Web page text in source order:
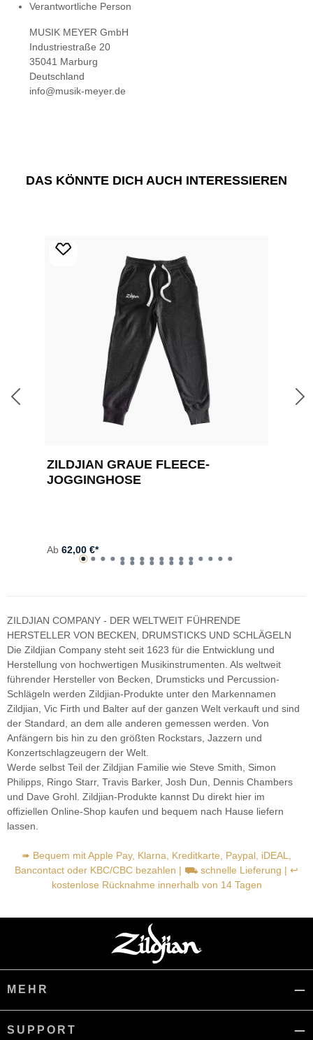
Verantwortliche Person
MUSIK MEYER GmbH
Industriestraße 20
35041 Marburg
Deutschland
info@musik-meyer.de
DAS KÖNNTE DICH AUCH INTERESSIEREN
ZILDJIAN GRAUE FLEECE-
JOGGINGHOSE
Ab 62,00 €*
ZILDJIAN COMPANY - DER WELTWEIT FÜHRENDE
HERSTELLER VON BECKEN, DRUMSTICKS UND SCHLÄGELN
Die Zildjian Company steht seit 1623 für die Entwicklung und
Herstellung von hochwertigen Musikinstrumenten. Als weltweit
führender Hersteller von Becken, Drumsticks und Percussion-
Schlägeln werden Zildjian-Produkte unter den Markennamen
Zildjian, Vic Firth und Balter auf der ganzen Welt verkauft und sind
der Standard, an dem alle anderen gemessen werden. Von
Anfängern bis hin zu den größten Rockstars, Jazzern und
Konzertschlagzeugern der Welt.
Werde selbst Teil der Zildjian Familie wie Steve Smith, Simon
Philipps, Ringo Starr, Travis Barker, Josh Dun, Dennis Chambers
und Dave Grohl. Zildjian-Produkte kannst Du direkt hier im
offiziellen Online-Shop kaufen und bequem nach Hause liefern
lassen.
➠ Bequem mit Apple Pay, Klarna, Kreditkarte, Paypal, iDEAL,
Bancontact oder KBC/CBC bezahlen | ⛟ schnelle Lieferung | ↩
kostenlose Rücknahme innerhalb von 14 Tagen
MEHR
SUPPORT